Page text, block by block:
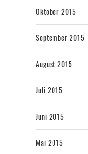
Oktober 2015
September 2015
August 2015
Juli 2015
Juni 2015
Mai 2015